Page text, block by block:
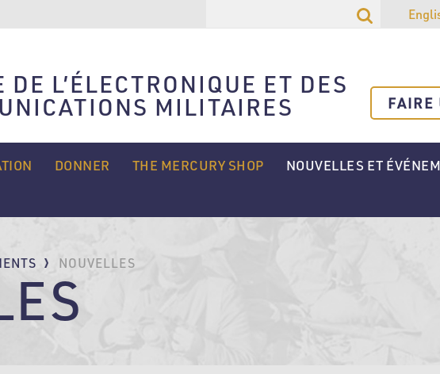
FAIRE
DE L’ÉLECTRONIQUE ET DES
MILITAIRES
DONNER THE MERCURY SHOP
NOUVELLES ET
NOUVELLES